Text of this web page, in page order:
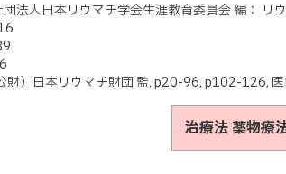
法人日本リウマチ学会生涯教育委員会 編： リ
財）日本リウマチ財団 監, p20-96, p102-126,
治療法